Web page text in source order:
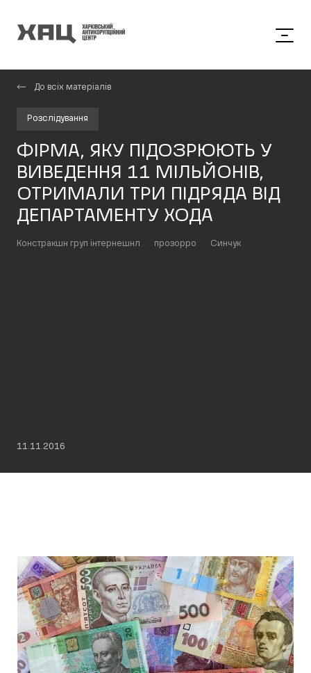
До всіх матеріалів
Розслідування
ФІРМА, ЯКУ ПІДОЗРЮЮТЬ У
ВИВЕДЕННЯ 11 МІЛЬЙОНІВ,
ОТРИМАЛИ ТРИ ПІДРЯДА ВІД
ДЕПАРТАМЕНТУ ХОДА
Констракшн груп інтернешнл прозорро Синчук
11.11.2016